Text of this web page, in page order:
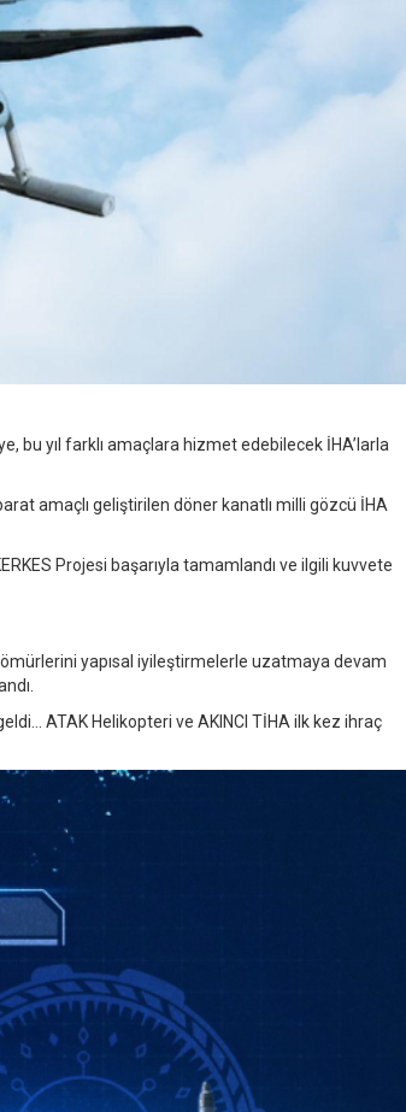
bu yıl farklı amaçlara hizmet edebilecek İHA’larla
amaçlı geliştirilen döner kanatlı milli gözcü İHA
Projesi başarıyla tamamlandı ve ilgili kuvvete
ömürlerini yapısal iyileştirmelerle uzatmaya devam
ATAK Helikopteri ve AKINCI TİHA ilk kez ihraç